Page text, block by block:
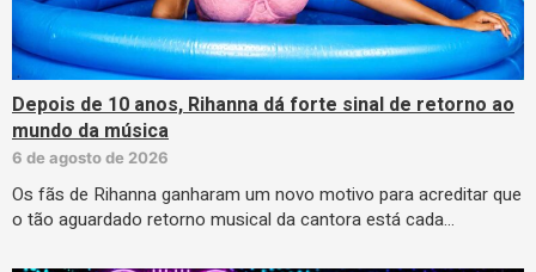
Depois de 10 anos, Rihanna dá forte sinal de retorno ao
mundo da música
6 de agosto de 2026
Os fãs de Rihanna ganharam um novo motivo para acreditar que
o tão aguardado retorno musical da cantora está cada…